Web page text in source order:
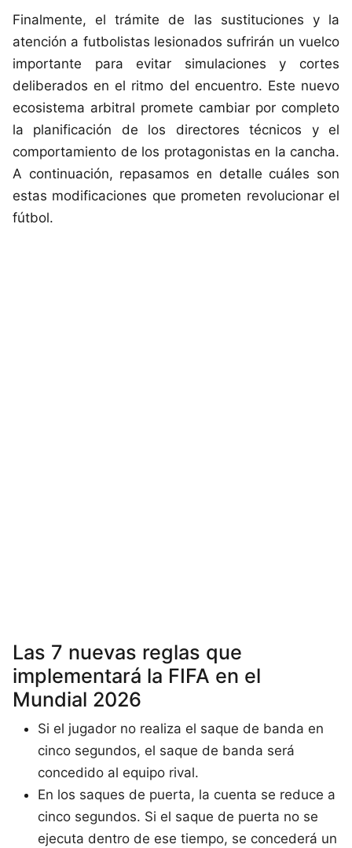
Finalmente, el trámite de las sustituciones y la
atención a futbolistas lesionados sufrirán un vuelco
importante para evitar simulaciones y cortes
deliberados en el ritmo del encuentro. Este nuevo
ecosistema arbitral promete cambiar por completo
la planificación de los directores técnicos y el
comportamiento de los protagonistas en la cancha.
A continuación, repasamos en detalle cuáles son
estas modificaciones que prometen revolucionar el
fútbol.
Las 7 nuevas reglas que
implementará la FIFA en el
Mundial 2026
Si el jugador no realiza el saque de banda en
cinco segundos, el saque de banda será
concedido al equipo rival.
En los saques de puerta, la cuenta se reduce a
cinco segundos. Si el saque de puerta no se
ejecuta dentro de ese tiempo, se concederá un